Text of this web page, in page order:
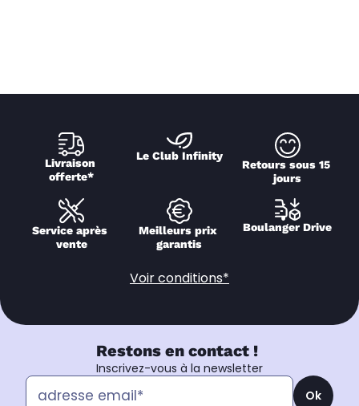
Livraison
offerte*
Le Club Infinity
Retours sous 15
jours
Service après
vente
Meilleurs prix
garantis
Boulanger Drive
Voir conditions*
Restons en contact !
Inscrivez-vous à la newsletter
Ok